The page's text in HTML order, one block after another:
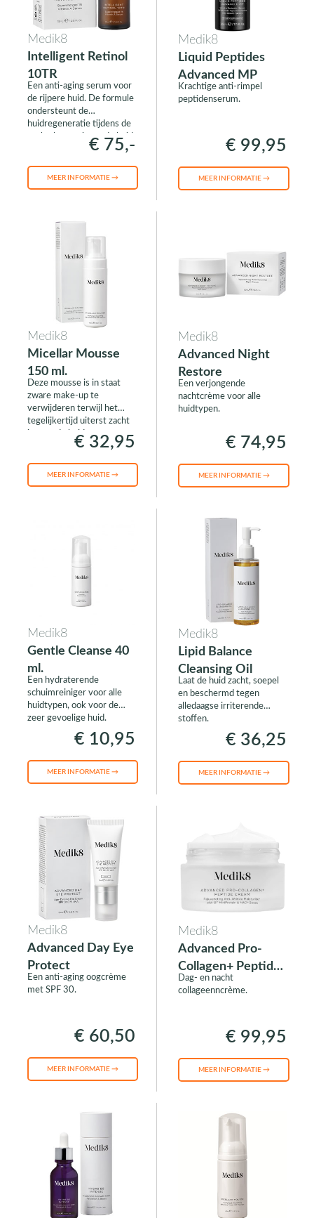
Medik8
Intelligent Retinol
10TR
Een anti-aging serum voor
de rijpere huid. De formule
ondersteunt de
huidregeneratie tijdens de
nacht, het verjongt de huid
en het laat de huid stralen.
€ 75,-
MEER INFORMATIE →
Medik8
Liquid Peptides
Advanced MP
Krachtige anti-rimpel
peptidenserum.
€ 99,95
MEER INFORMATIE →
Medik8
Micellar Mousse
150 ml.
Deze mousse is in staat
zware make-up te
verwijderen terwijl het
tegelijkertijd uiterst zacht
is voor de huid.€ 32,95
MEER INFORMATIE →
Medik8
Advanced Night
Restore
Een verjongende
nachtcrème voor alle
huidtypen.
€ 74,95
MEER INFORMATIE →
Medik8
Gentle Cleanse 40
ml.
Een hydraterende
schuimreiniger voor alle
huidtypen, ook voor de
zeer gevoelige huid.
€ 10,95
MEER INFORMATIE →
Medik8
Lipid Balance
Cleansing Oil
Laat de huid zacht, soepel
en beschermd tegen
alledaagse irriterende
stoffen.
€ 36,25
MEER INFORMATIE →
Medik8
Advanced Day Eye
Protect
Een anti-aging oogcrème
met SPF 30.
€ 60,50
MEER INFORMATIE →
Medik8
Advanced Pro-
Collagen+ Peptide
Cream
Dag- en nacht
collageenncrème.
€ 99,95
MEER INFORMATIE →